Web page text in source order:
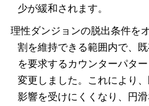
少が緩和されます。
理性ダンジョンの脱出条件を
割を維持できる範囲内で、
を要求するカウンターパタ
変更しました。これにより
影響を受けにくくなり、円